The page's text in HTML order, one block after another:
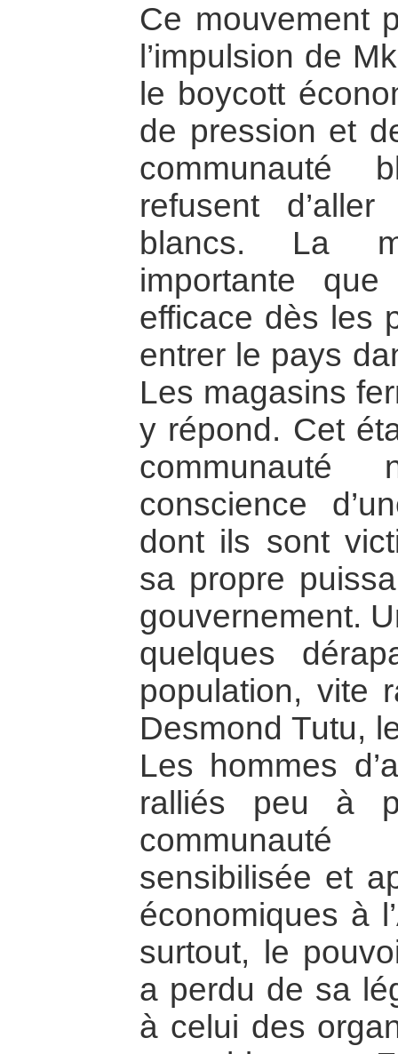
Ce mouvement
l’impulsion de
le boycott
de pression et
communauté
refusent
blancs. La
importante
efficace dès les
entrer le pays
Les magasins
y répond. Cet
conscience
dont ils sont
sa propre
gouvernement.
quelques
population, vite
Desmond Tutu,
Les hommes
ralliés peu à
communauté
sensibilisée et
économiques à
surtout, le
a perdu de sa
à celui des